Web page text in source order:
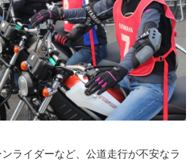
ライダーなど、公道走行が不安なラ